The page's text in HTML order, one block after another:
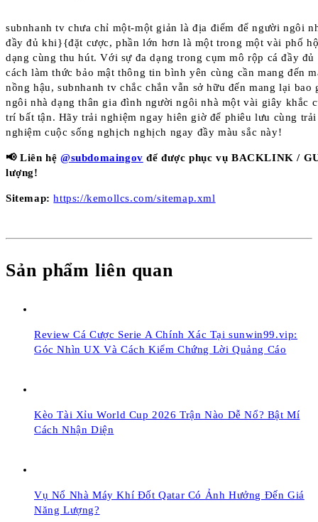
subnhanh tv chưa chỉ một-một giản là địa điểm để người ngôi
đầy đủ khi}{đặt cược, phần lớn hơn là một trong một vài phố
dạng cùng thu hút. Với sự đa dạng trong cụm mô rộp cá đầy
cách làm thức bảo mật thông tin bình yên cùng cần mang đến
nồng hậu, subnhanh tv chắc chắn vẫn sở hữu đến mang lại bao
ngôi nhà dạng thân gia đình người ngôi nhà một vài giây khắc
trí bất tận. Hãy trải nghiệm ngay hiên giờ để phiêu lưu cùng
nghiệm cuộc sống nghịch nghịch ngay đầy màu sắc này!
📢 Liên hệ @subdomaingov để được phục vụ BACKLINK /
lượng!
Sitemap: https://kemollcs.com/sitemap.xml
Sản phẩm liên quan
Review Cá Cược Serie A Chính Xác Tại sunwin99.vip:
Góc Nhìn UX Và Cách Kiểm Chứng Lời Quảng Cáo
Kèo Tài Xỉu World Cup 2026 Trận Nào Dễ Nổ? Bật Mí
Cách Nhận Diện
Vụ Nổ Nhà Máy Khí Đốt Qatar Có Ảnh Hưởng Đến Giá
Năng Lượng?